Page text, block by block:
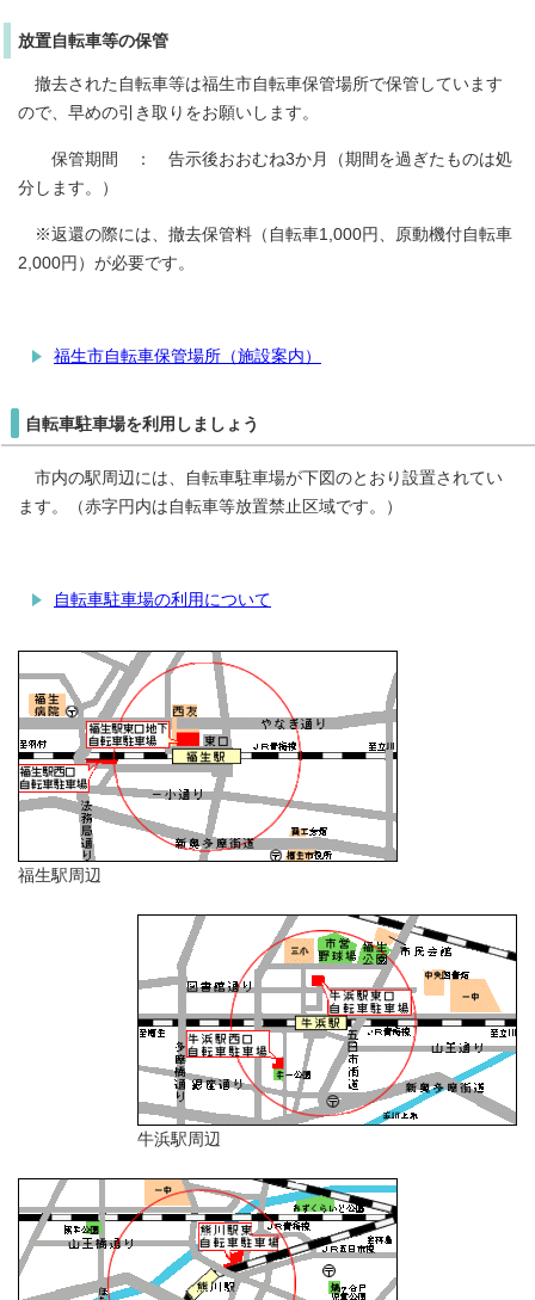
放置自転車等の保管
撤去された自転車等は福生市自転車保管場所で保管しています
ので、早めの引き取りをお願いします。
保管期間 ： 告示後おおむね3か月（期間を過ぎたものは処
分します。）
※返還の際には、撤去保管料（自転車1,000円、原動機付自転車
2,000円）が必要です。
福生市自転車保管場所（施設案内）
自転車駐車場を利用しましょう
市内の駅周辺には、自転車駐車場が下図のとおり設置されてい
ます。（赤字円内は自転車等放置禁止区域です。）
自転車駐車場の利用について
福生駅周辺
牛浜駅周辺